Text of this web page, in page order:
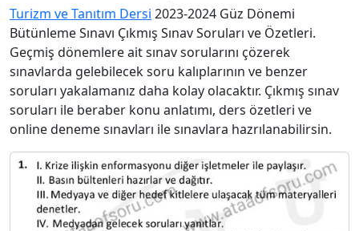
Turizm ve Tanıtım Dersi 2023-2024 Güz Dönemi
Bütünleme Sınavı Çıkmış Sınav Soruları ve Özetleri.
Geçmiş dönemlere ait sınav sorularını çözerek
sınavlarda gelebilecek soru kalıplarının ve benzer
soruları yakalamanız daha kolay olacaktır. Çıkmış sınav
soruları ile beraber konu anlatımı, ders özetleri ve
online deneme sınavları ile sınavlara hazrılanabilirsin.